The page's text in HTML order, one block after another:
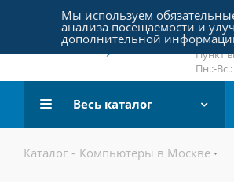
email:
Пн.:-
Пункт
Пн.:-
Весь каталог
Каталог - Компьютеры в Москве
Мы используем
анализа посещаемости и
дополнительной